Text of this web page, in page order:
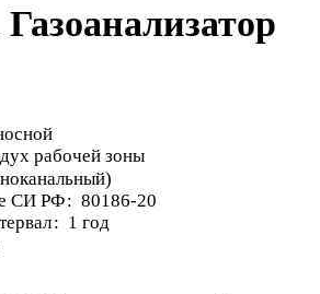
рабочей зоны
СИ РФ: 80186-20
: 1 год